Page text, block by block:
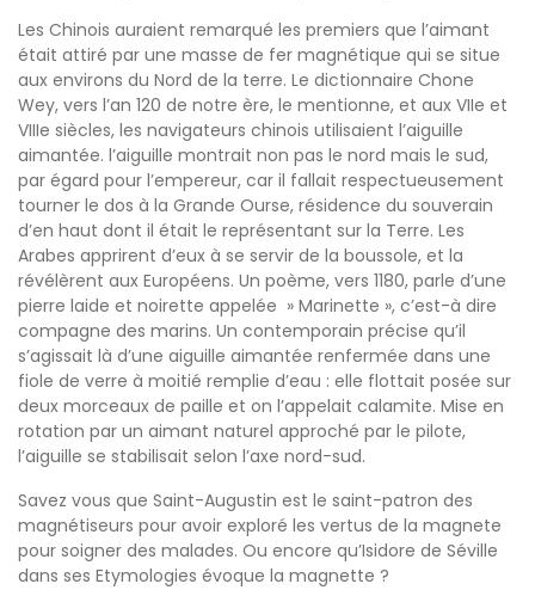
Les Chinois auraient remarqué les premiers que l’aimant
était attiré par une masse de fer magnétique qui se situe
aux environs du Nord de la terre. Le dictionnaire Chone
Wey, vers l’an 120 de notre ère, le mentionne, et aux VIIe et
VIIIe siècles, les navigateurs chinois utilisaient l’aiguille
aimantée. l’aiguille montrait non pas le nord mais le sud,
par égard pour l’empereur, car il fallait respectueusement
tourner le dos à la Grande Ourse, résidence du souverain
d’en haut dont il était le représentant sur la Terre. Les
Arabes apprirent d’eux à se servir de la boussole, et la
révélèrent aux Européens. Un poème, vers 1180, parle d’une
pierre laide et noirette appelée » Marinette », c’est-à dire
compagne des marins. Un contemporain précise qu’il
s’agissait là d’une aiguille aimantée renfermée dans une
fiole de verre à moitié remplie d’eau : elle flottait posée sur
deux morceaux de paille et on l’appelait calamite. Mise en
rotation par un aimant naturel approché par le pilote,
l’aiguille se stabilisait selon l’axe nord-sud.
Savez vous que Saint-Augustin est le saint-patron des
magnétiseurs pour avoir exploré les vertus de la magnete
pour soigner des malades. Ou encore qu’Isidore de Séville
dans ses Etymologies évoque la magnette ?